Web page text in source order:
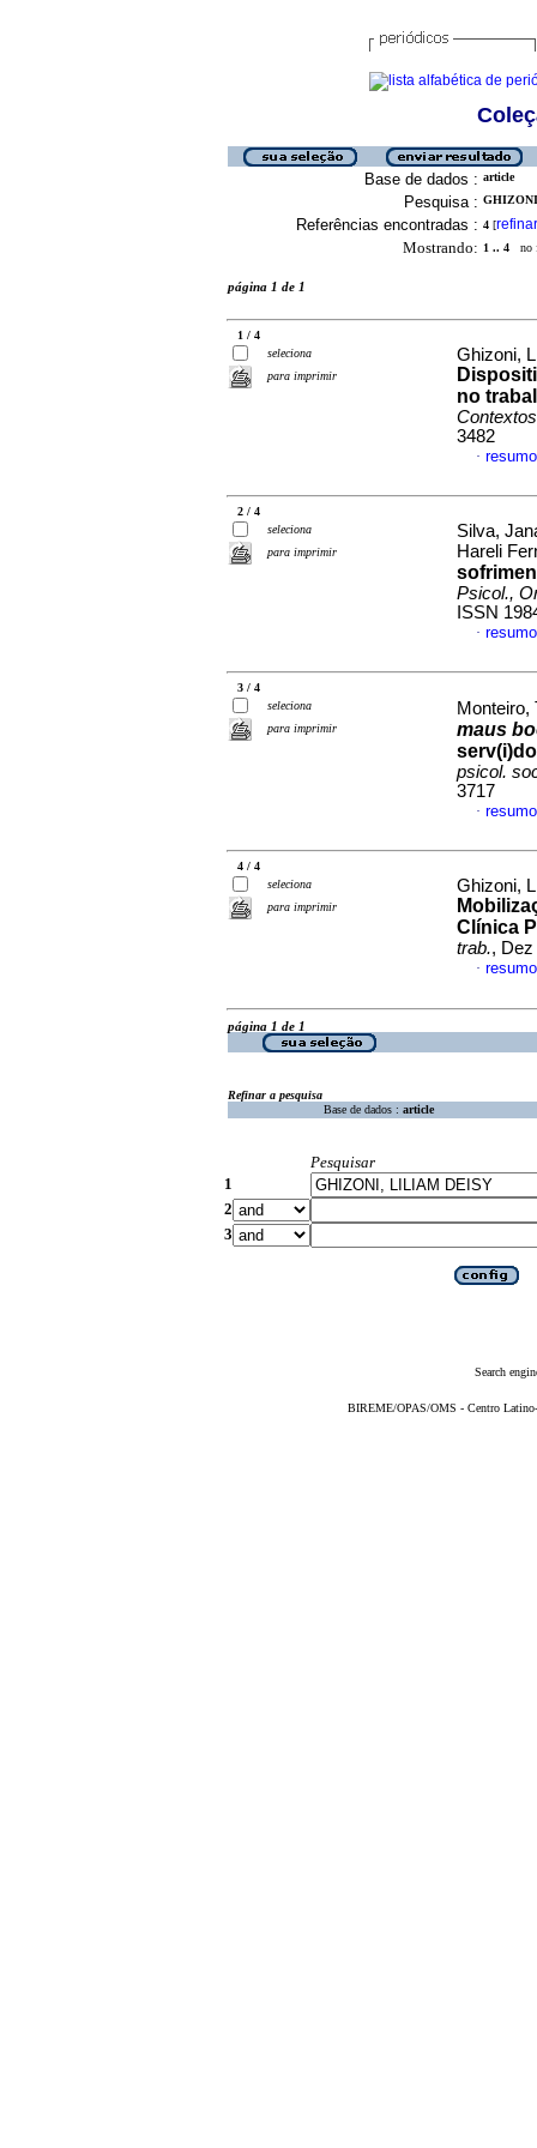
Base de dados : article
Pesquisa :
Referências encontradas : 4 [refinar
Mostrando: 1 .. 4 no
página 1 de 1
1 / 4
seleciona
para imprimir
Ghizoni,
no
3482
·
2 / 4
seleciona
para imprimir
Silva,
Hareli
Psicol.,
ISSN
·
3 / 4
seleciona
para imprimir
maus
psicol.
3717
·
4 / 4
seleciona
para imprimir
Ghizoni,
Clínica
trab., Dez
·
página 1 de 1
Refinar a pesquisa
Base de dados : article
Pesquisar
1
2
3
Search
BIREME/OPAS/OMS - Centro Latino-